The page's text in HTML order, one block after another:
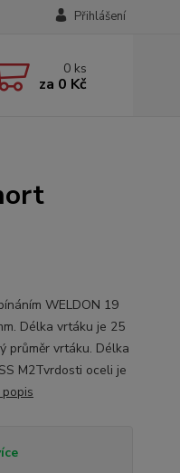
Přihlášení
0 ks
za 0 Kč
WELDON 19
Délka vrtáku je 25
průměr vrtáku. Délka
M2Tvrdosti oceli je